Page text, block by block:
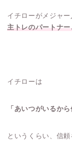
イチローがメジャ
主トレのパートナ
イチローは
「あいつがいるか
というくらい、信頼